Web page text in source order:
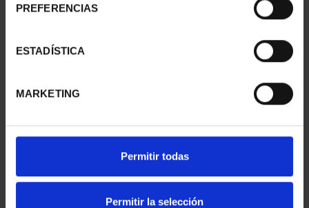
PREFERENCIAS
ESTADÍSTICA
MARKETING
Permitir todas
Permitir la selección
CIUDADES PATRIMONIO
73,00 €
CIUDADES PATRIMONIO
73,00 €